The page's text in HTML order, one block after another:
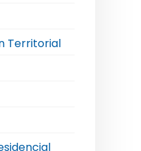
Territorial